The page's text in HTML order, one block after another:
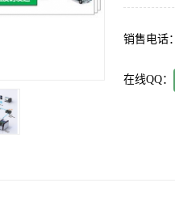
销售电话：
在线QQ：